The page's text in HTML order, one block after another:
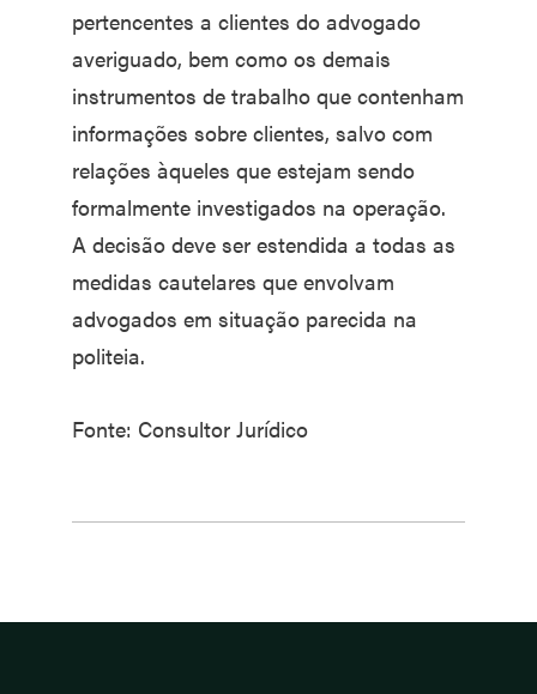
pertencentes a clientes do advogado
averiguado, bem como os demais
instrumentos de trabalho que contenham
informações sobre clientes, salvo com
relações àqueles que estejam sendo
formalmente investigados na operação.
A decisão deve ser estendida a todas as
medidas cautelares que envolvam
advogados em situação parecida na
politeia.
Fonte: Consultor Jurídico